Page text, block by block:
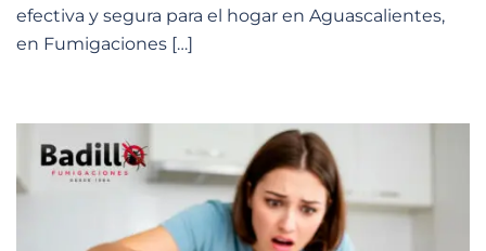
efectiva y segura para el hogar en Aguascalientes,
en Fumigaciones […]